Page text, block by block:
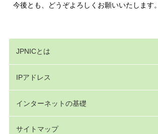
今後とも、どうぞよろしくお願いいたします。
JPNICとは
IPアドレス
インターネットの基礎
サイトマップ